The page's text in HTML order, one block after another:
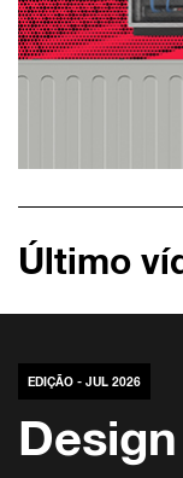
Último
EDIÇÃO - JUL 2026
Design